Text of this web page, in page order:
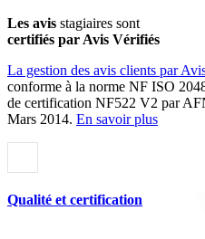
Les avis stagiaires sont
certifiés par Avis Vérifiés
La gestion des avis clients par
conforme à la norme NF ISO
de certification NF522 V2 par
Mars 2014. En savoir plus
Qualité et certification